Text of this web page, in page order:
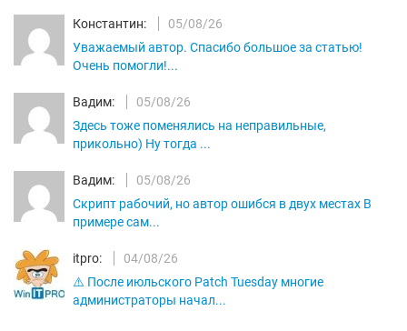
Константин:
05/08/26
Уважаемый автор. Спасибо большое за статью!
Очень помогли!...
Вадим:
05/08/26
Здесь тоже поменялись на неправильные,
прикольно) Ну тогда ...
Вадим:
05/08/26
Скрипт рабочий, но автор ошибся в двух местах В
примере сам...
itpro:
04/08/26
⚠️ После июльского Patch Tuesday многие
администраторы начал...